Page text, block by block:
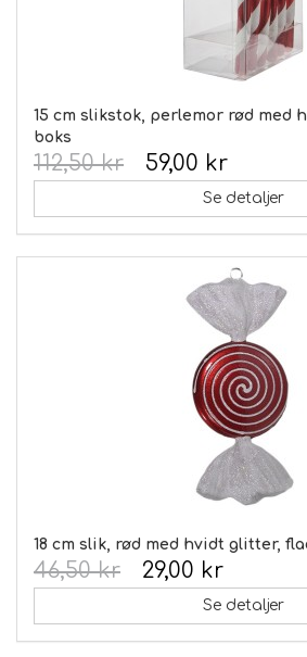
15 cm slikstok, perlemor rød med
boks
59,00 kr
112,50 kr
Se detaljer
18 cm slik, rød med hvidt glitter,
29,00 kr
46,50 kr
Se detaljer